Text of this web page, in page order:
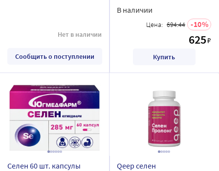
Нет в наличии
Сообщить о поступлении
В наличии
Цена: 694.44 10
625₽
Купить
Селен 60 шт. капсулы
Qeep селен